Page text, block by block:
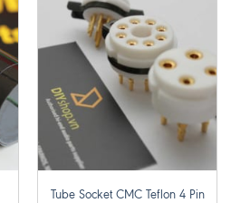
Tube Socket CMC Teflon 4 Pin